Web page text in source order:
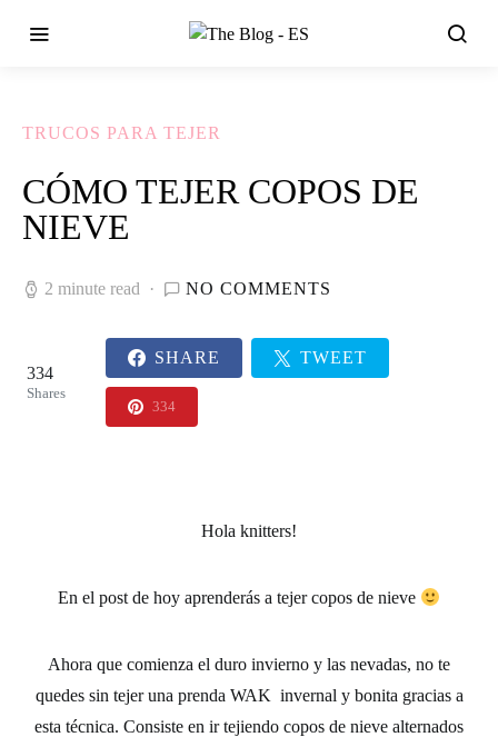
TRUCOS PARA TEJER
CÓMO TEJER COPOS DE
NIEVE
2 minute read NO COMMENTS
334
Shares
SHARE TWEET
334
Hola knitters!
En el post de hoy aprenderás a tejer copos de nieve
Ahora que comienza el duro invierno y las nevadas, no te
quedes sin tejer una prenda WAK invernal y bonita gracias a
esta técnica. Consiste en ir tejiendo copos de nieve alternados